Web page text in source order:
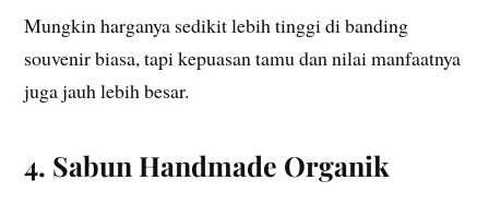
Mungkin harganya sedikit lebih tinggi di banding
souvenir biasa, tapi kepuasan tamu dan nilai manfaatnya
juga jauh lebih besar.
4. Sabun Handmade Organik